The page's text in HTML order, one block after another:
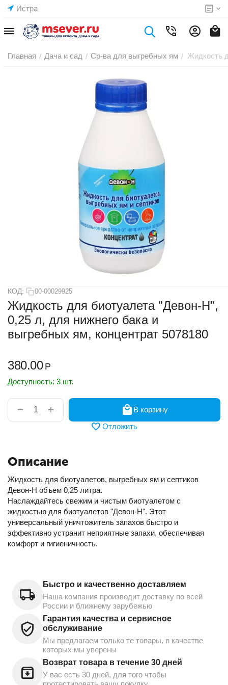
Истра
Главная / Дача и сад / Ср-ва для выгребных ям / Жидкость
КОД: 00-00029925
Жидкость для биотуалета "Девон-Н",
0,25 л, для нижнего бака и
выгребных ям, концентрат 5078180
380.00 Р
Доступность: 3 шт.
+
−
В корзину
Отложить
Описание
Жидкость для биотуалетов, выгребных ям и септиков
Девон-Н объем 0,25 литра.
Наслаждайтесь свежим и чистым биотуалетом с
жидкостью для биотуалетов "Девон-Н". Этот
универсальный уничтожитель запахов быстро и
эффективно устранит неприятные запахи, обеспечивая
комфорт и гигиеничность.
Быстро и качественно доставляем
Наша компания производит доставку по всей
России и ближнему зарубежью
Гарантия качества и сервисное
обслуживание
Мы предлагаем только те товары, в качестве
которых мы уверены
Возврат товара в течение 30 дней
У вас есть 30 дней, для того чтобы